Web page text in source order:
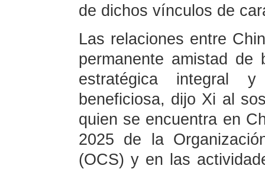
de dichos vínculos de
Las relaciones entre
permanente amistad de
estratégica integral y
beneficiosa, dijo Xi al
quien se encuentra en
2025 de la
(OCS) y en las